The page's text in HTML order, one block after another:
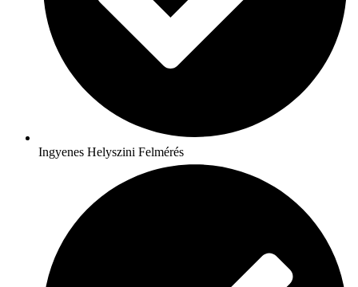
Ingyenes Helyszini Felmérés